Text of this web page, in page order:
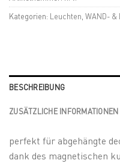
Kategorien: Leuchten WAND- &
BESCHREIBUNG
ZUSÄTZLICHE INFORMATIONEN
perfekt für abgehängte
dank des magnetischen